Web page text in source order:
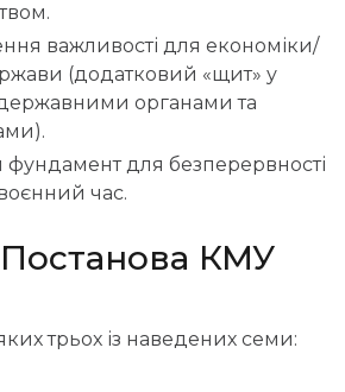
важливості для економіки/
(додатковий «щит» у
державними органами та
для безперервності
час.
КМУ
трьох із наведених семи: